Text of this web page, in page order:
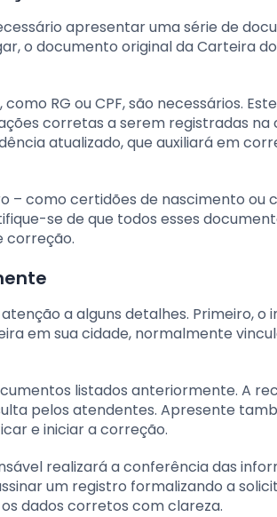
apresentar uma série de
o documento original da Carteira
RG ou CPF, são necessários.
corretas a serem registradas na
atualizado, que auxiliará em
– como certidões de nascimento ou
se de que todos esses
correção.
a alguns detalhes. Primeiro, o
em sua cidade, normalmente
listados anteriormente. A
pelos atendentes. Apresente
e iniciar a correção.
realizará a conferência das
um registro formalizando a
dados corretos com clareza.